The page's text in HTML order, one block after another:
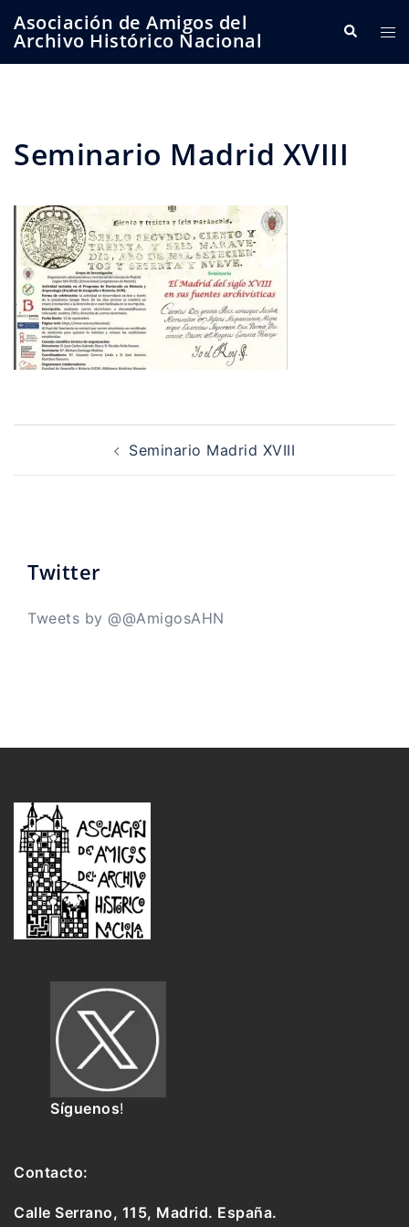
Asociación de Amigos del
Archivo Histórico Nacional Buscar
Seminario Madrid XVIII
Navegación
entradas
Seminario Madrid XVIII
Twitter
Tweets by @@AmigosAHN
Síguenos!
Contacto:
Calle Serrano, 115, Madrid. España.